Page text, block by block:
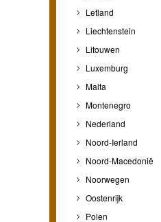
Letland
Liechtenstein
Litouwen
Luxemburg
Malta
Montenegro
Nederland
Noord-Ierland
Noord-Macedonië
Noorwegen
Oostenrijk
Polen